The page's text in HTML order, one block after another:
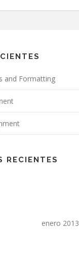
and Formatting
RECIENTES
enero 2013